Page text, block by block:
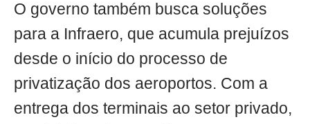
O governo também busca soluções
para a Infraero, que acumula prejuízos
desde o início do processo de
privatização dos aeroportos. Com a
entrega dos terminais ao setor privado,